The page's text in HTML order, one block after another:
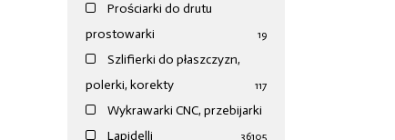
Prościarki do drutu
prostowarki
19
Szlifierki do płaszczyzn,
polerki, korekty
117
Wykrawarki CNC, przebijarki
105
Lapidelli 36